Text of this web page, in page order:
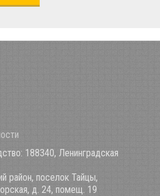
188340, Ленинградская
район, поселок Тайцы,
д. 24, помещ. 19